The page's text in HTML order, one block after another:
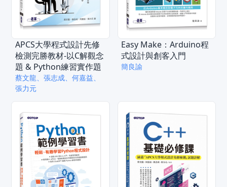
APCS大學程式設計先修
檢測完勝教材-以C解觀念
題 & Python練習實作題
蔡文龍、張志成、何嘉益、
張力元
Easy Make：Arduino程
式設計與創客入門
簡良諭